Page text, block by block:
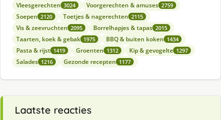
Vleesgerechten 3024 Voorgerechten & amuses 2759
Soepen 2120 Toetjes & nagerechten 2115
Vis & zeevruchten 2095 Borrelhapjes & tapas 2015
Taarten, koek & gebak 1975 BBQ & buiten koken 1434
Pasta & rijst 1419 Groenten 1312 Kip & gevogelte 1297
Salades 1216 Gezonde recepten 1177
Laatste reacties